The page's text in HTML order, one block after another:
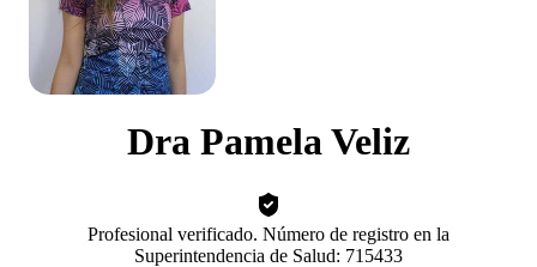
Dra Pamela Veliz
Profesional verificado. Número de registro en la
Superintendencia de Salud: 715433